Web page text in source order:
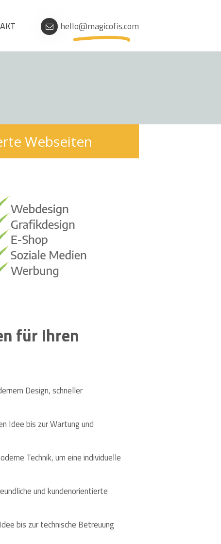
hello@magicofis.com
Webseiten
für Ihren
Design, schneller
Idee bis zur Wartung und
Technik, um eine individuelle
und kundenorientierte
bis zur technische Betreuung